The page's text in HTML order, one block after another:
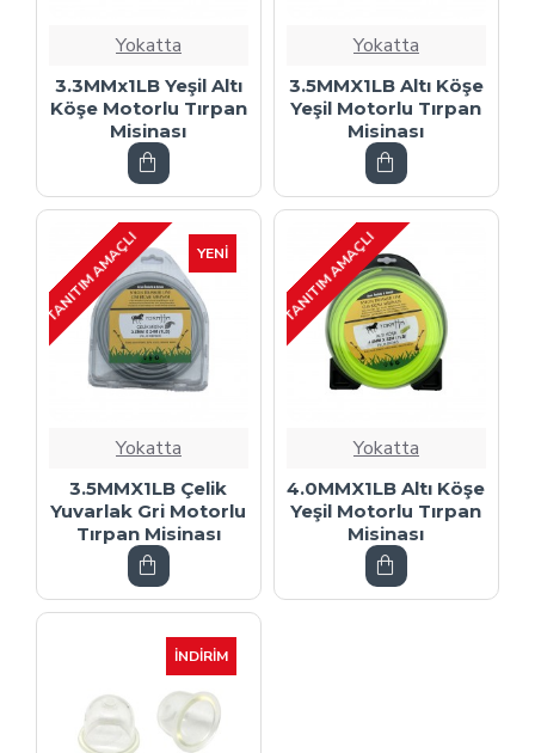
Yokatta
3.3MMx1LB Yeşil Altı
Köşe Motorlu Tırpan
Misinası
Yokatta
3.5MMX1LB Altı Köşe
Yeşil Motorlu Tırpan
Misinası
YENI
TANITIM AMAÇLI
Yokatta
3.5MMX1LB Çelik
Yuvarlak Gri Motorlu
Tırpan Misinası
TANITIM AMAÇLI
Yokatta
4.0MMX1LB Altı Köşe
Yeşil Motorlu Tırpan
Misinası
İNDIRIM